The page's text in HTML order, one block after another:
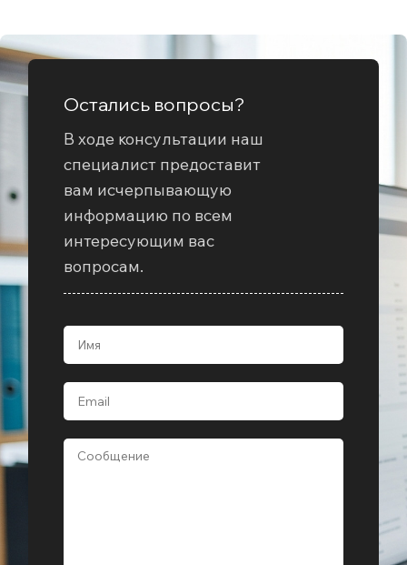
Остались вопросы?
В ходе консультации наш
специалист предоставит
вам исчерпывающую
информацию по всем
интересующим вас
вопросам.